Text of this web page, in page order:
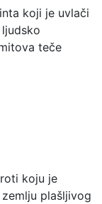
koji je uvlači
teče
koju je
plašljivog